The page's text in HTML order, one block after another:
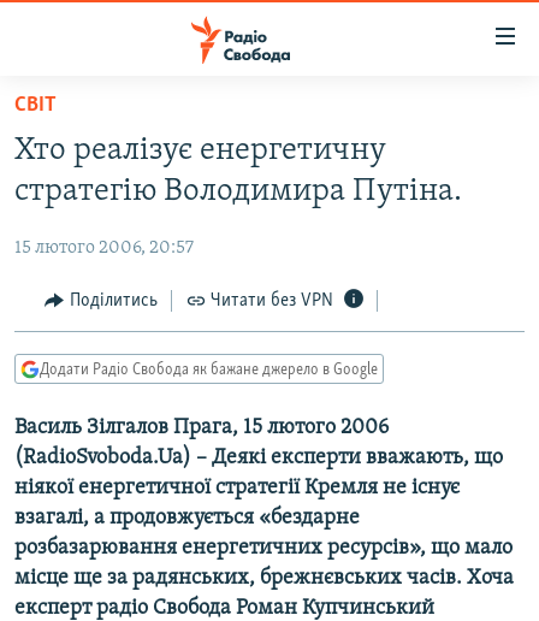
Перейти
основного
матеріалу
Перейти
до
навігації
Перейти
до
ВСЕ ЗА ДОБУ
СТАТТІ
ПОЛІТИКА
ЕКОНОМІКА
КУЛЬТУРА
СПОРТ
УКРАЇНА
СВІТ
ВІЙНА
РОСІЙСЬКА «ФІЛЬТРАЦІЯ»
КРИМ.РЕАЛІЇ
ТИ ЯК?
СХЕМИ
КИТАЙ.ВИКЛИКИ
МУЛЬТИМЕДІА
ФОТО
СВІТ
Хто реалізує енергетичну
стратегію Володимира Путіна.
15 лютого 2006, 20:57
Поділитись Читати без VPN
Додати Радіо Свобода як бажане джерело в Google
Василь Зілгалов Прага, 15 лютого 2006
(RadioSvoboda.Ua) – Деякі експерти вважають, що
ніякої енергетичної стратегії Кремля не існує
взагалі, а продовжується «бездарне
розбазарювання енергетичних ресурсів», що мало
місце ще за радянських, брежнєвських часів. Хоча
експерт радіо Свобода Роман Купчинський